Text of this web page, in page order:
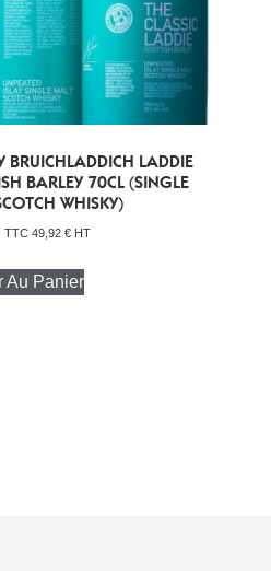
BRUICHLADDICH LADDIE
BARLEY 70CL (SINGLE
WHISKY)
TTC 49,92 € HT
Au Panier